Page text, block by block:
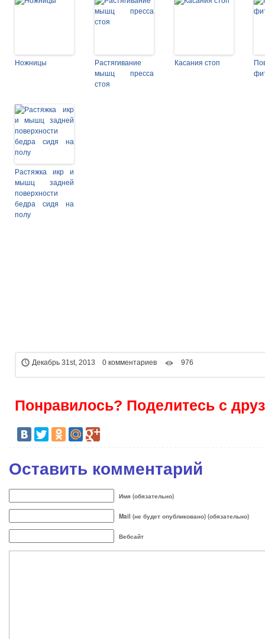
Ножницы
Растягивание
мышц пресса
стоя
Касания стоп
Растяжка икр и
мышц задней
поверхности
бедра сидя на
полу
Декабрь 31st, 2013 0 комментариев 976
Понравилось? Поделитесь с
Оставить комментарий
Имя (обязательно)
Mail (не будет опубликовано) (обязательно)
Вебсайт